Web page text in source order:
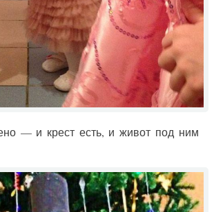
— и крест есть, и живот под ним